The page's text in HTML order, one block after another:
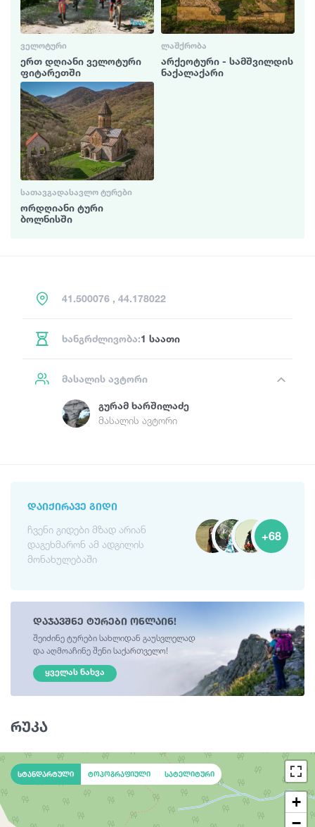
ᲕᲔᲚᲝᲢᲣᲠᲘ
ერთ დღიანი ველოტური
ფიტარეთში
ᲚᲐᲨᲥᲠᲝᲑᲐ
არქეოტური - სამშვილდის
ნაქალაქარი
ᲡᲐᲗᲐᲕᲒᲐᲓᲐᲡᲐᲕᲚᲝ ᲢᲣᲠᲔᲑᲘ
ორდღიანი ტური
ბოლნისში
41.500076 , 44.178022
ხანგრძლივობა:1 საათი
მასალის ავტორი
Გურამ Ხარშილაძე
მასალის ავტორი
ᲓᲐᲘᲥᲘᲠᲐᲕᲔ ᲒᲘᲓᲘ
ჩვენი გიდები მზად არიან
დაგეხმარონ ამ ადგილის
მონახულებაში
+68
დაჯავშნე ტურები ონლაინ!
შეიძინე ტურები სახლიდან გაუსვლელად
და აღმოაჩინე შენი საქართველო!
ᲧᲕᲔᲚᲐᲡ ᲜᲐᲮᲕᲐ
რუკა
+
−
სტანდარტული ტოპოგრაფიული სატელიტური